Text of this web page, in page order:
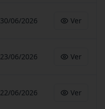
30/06/2026 Ver
23/06/2026 Ver
22/06/2026 Ver